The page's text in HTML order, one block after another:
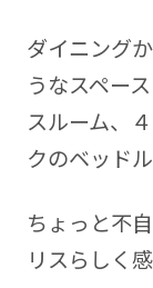
ダイニング
うなスペー
スルーム、
クのベッド
ちょっと不
リスらしく感